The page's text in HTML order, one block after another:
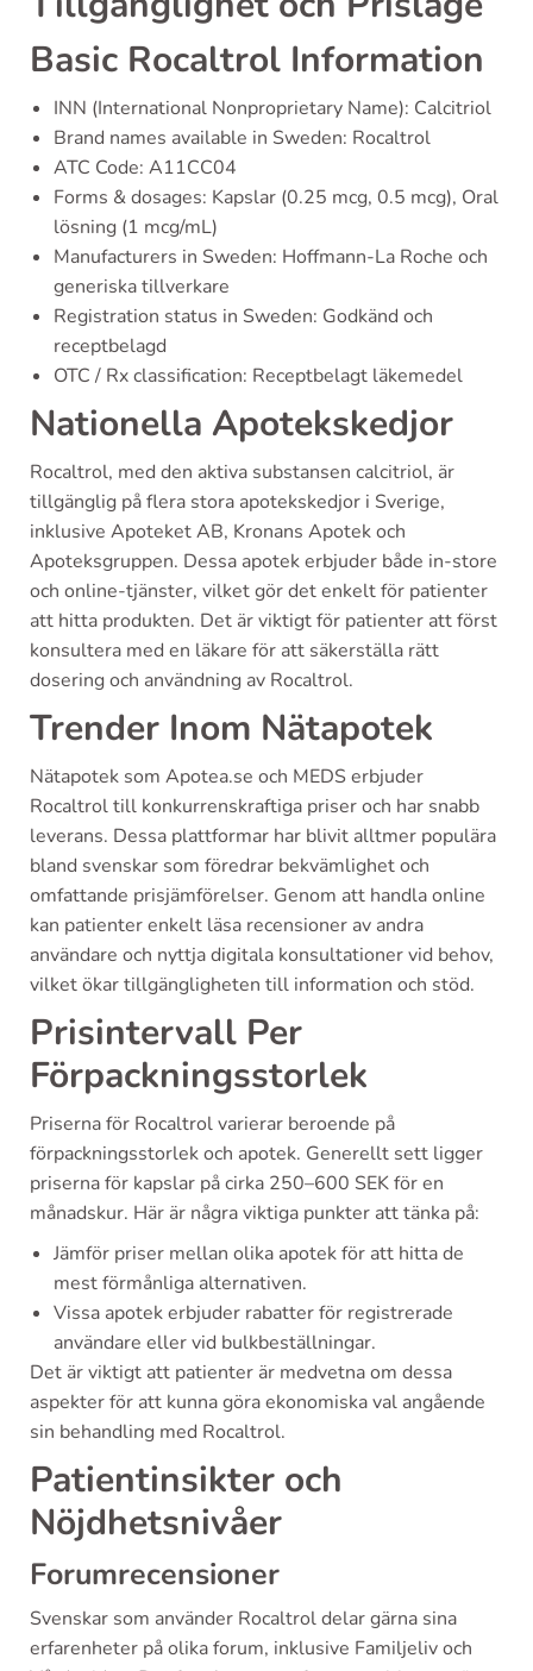
Basic Rocaltrol Information
INN (International Nonproprietary Name): Calcitriol
Brand names available in Sweden: Rocaltrol
ATC Code: A11CC04
Forms & dosages: Kapslar (0.25 mcg, 0.5 mcg), Oral
lösning (1 mcg/mL)
Manufacturers in Sweden: Hoffmann-La Roche och
generiska tillverkare
Registration status in Sweden: Godkänd och
receptbelagd
OTC / Rx classification: Receptbelagt läkemedel
Nationella Apotekskedjor
Rocaltrol, med den aktiva substansen calcitriol, är
tillgänglig på flera stora apotekskedjor i Sverige,
inklusive Apoteket AB, Kronans Apotek och
Apoteksgruppen. Dessa apotek erbjuder både in-store
och online-tjänster, vilket gör det enkelt för patienter
att hitta produkten. Det är viktigt för patienter att först
konsultera med en läkare för att säkerställa rätt
dosering och användning av Rocaltrol.
Trender Inom Nätapotek
Nätapotek som Apotea.se och MEDS erbjuder
Rocaltrol till konkurrenskraftiga priser och har snabb
leverans. Dessa plattformar har blivit alltmer populära
bland svenskar som föredrar bekvämlighet och
omfattande prisjämförelser. Genom att handla online
kan patienter enkelt läsa recensioner av andra
användare och nyttja digitala konsultationer vid behov,
vilket ökar tillgängligheten till information och stöd.
Prisintervall Per
Förpackningsstorlek
Priserna för Rocaltrol varierar beroende på
förpackningsstorlek och apotek. Generellt sett ligger
priserna för kapslar på cirka 250–600 SEK för en
månadskur. Här är några viktiga punkter att tänka på:
Jämför priser mellan olika apotek för att hitta de
mest förmånliga alternativen.
Vissa apotek erbjuder rabatter för registrerade
användare eller vid bulkbeställningar.
Det är viktigt att patienter är medvetna om dessa
aspekter för att kunna göra ekonomiska val angående
sin behandling med Rocaltrol.
Patientinsikter och
Nöjdhetsnivåer
Forumrecensioner
Svenskar som använder Rocaltrol delar gärna sina
erfarenheter på olika forum, inklusive Familjeliv och